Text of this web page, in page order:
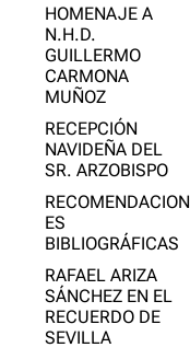
HOMENAJE A
N.H.D.
GUILLERMO
CARMONA
MUÑOZ
RECEPCIÓN
NAVIDEÑA DEL
SR. ARZOBISPO
RECOMENDACION
ES
BIBLIOGRÁFICAS
RAFAEL ARIZA
SÁNCHEZ EN EL
RECUERDO DE
SEVILLA